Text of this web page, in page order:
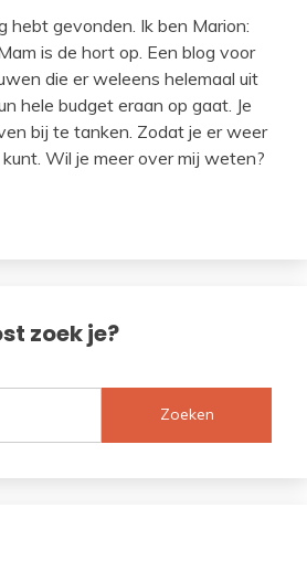
hebt gevonden. Ik ben Marion:
is de hort op. Een blog voor
die er weleens helemaal uit
hele budget eraan op gaat. Je
bij te tanken. Zodat je er weer
Wil je meer over mij weten?
zoek je?